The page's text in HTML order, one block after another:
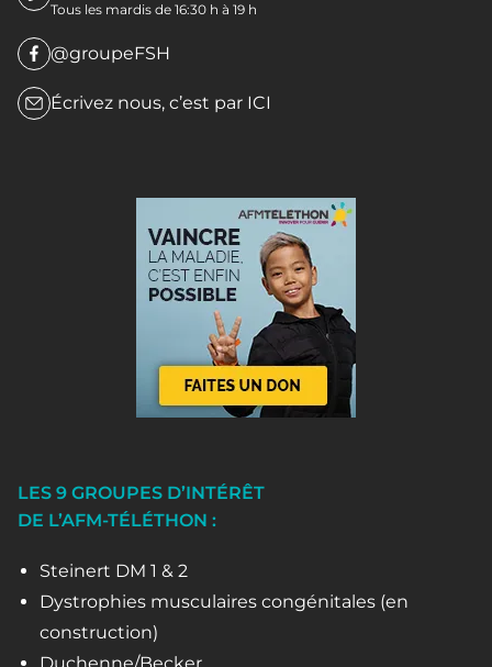
Tous les mardis de 16:30 h à 19 h
@groupeFSH
Écrivez nous, c’est par ICI
LES 9 GROUPES D’INTÉRÊT
DE L’AFM-TÉLÉTHON :
Steinert DM 1 & 2
Dystrophies musculaires congénitales (en
construction)